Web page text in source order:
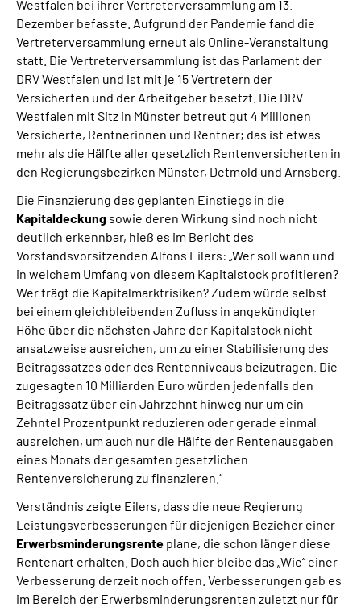
Westfalen bei ihrer Vertreterversammlung am 13.
Dezember befasste. Aufgrund der Pandemie fand die
Vertreterversammlung erneut als Online-Veranstaltung
statt. Die Vertreterversammlung ist das Parlament der
DRV Westfalen und ist mit je 15 Vertretern der
Versicherten und der Arbeitgeber besetzt. Die DRV
Westfalen mit Sitz in Münster betreut gut 4 Millionen
Versicherte, Rentnerinnen und Rentner; das ist etwas
mehr als die Hälfte aller gesetzlich Rentenversicherten in
den Regierungsbezirken Münster, Detmold und Arnsberg.
Die Finanzierung des geplanten Einstiegs in die
Kapitaldeckung sowie deren Wirkung sind noch nicht
deutlich erkennbar, hieß es im Bericht des
Vorstandsvorsitzenden Alfons Eilers: „Wer soll wann und
in welchem Umfang von diesem Kapitalstock profitieren?
Wer trägt die Kapitalmarktrisiken? Zudem würde selbst
bei einem gleichbleibenden Zufluss in angekündigter
Höhe über die nächsten Jahre der Kapitalstock nicht
ansatzweise ausreichen, um zu einer Stabilisierung des
Beitragssatzes oder des Rentenniveaus beizutragen. Die
zugesagten 10 Milliarden Euro würden jedenfalls den
Beitragssatz über ein Jahrzehnt hinweg nur um ein
Zehntel Prozentpunkt reduzieren oder gerade einmal
ausreichen, um auch nur die Hälfte der Rentenausgaben
eines Monats der gesamten gesetzlichen
Rentenversicherung zu finanzieren.“
Verständnis zeigte Eilers, dass die neue Regierung
Leistungsverbesserungen für diejenigen Bezieher einer
Erwerbsminderungsrente plane, die schon länger diese
Rentenart erhalten. Doch auch hier bleibe das „Wie“ einer
Verbesserung derzeit noch offen. Verbesserungen gab es
im Bereich der Erwerbsminderungsrenten zuletzt nur für